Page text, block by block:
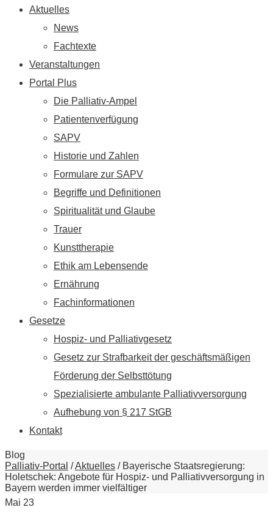
Aktuelles
News
Fachtexte
Veranstaltungen
Portal Plus
Die Palliativ-Ampel
Patientenverfügung
SAPV
Historie und Zahlen
Formulare zur SAPV
Begriffe und Definitionen
Spiritualität und Glaube
Trauer
Kunsttherapie
Ethik am Lebensende
Ernährung
Fachinformationen
Gesetze
Hospiz- und Palliativgesetz
Gesetz zur Strafbarkeit der geschäftsmäßigen
Förderung der Selbsttötung
Spezialisierte ambulante Palliativversorgung
Aufhebung von § 217 StGB
Kontakt
Blog
Palliativ-Portal /Aktuelles / Bayerische Staatsregierung:
Holetschek: Angebote für Hospiz- und Palliativversorgung in
Bayern werden immer vielfältiger
Mai 23